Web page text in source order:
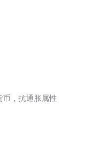
，抗通胀属性